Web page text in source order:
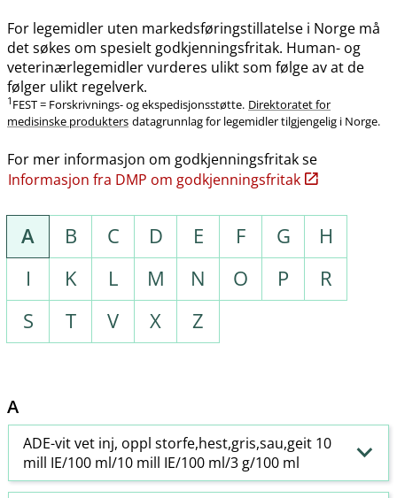
For legemidler uten markedsføringstillatelse i Norge må
det søkes om spesielt godkjenningsfritak. Human- og
veterinærlegemidler vurderes ulikt som følge av at de
følger ulikt regelverk.
1 FEST = Forskrivnings- og ekspedisjonsstøtte. Direktoratet for
medisinske produkters datagrunnlag for legemidler tilgjengelig i Norge.
For mer informasjon om godkjenningsfritak se
Informasjon fra DMP om godkjenningsfritak
A B C D E F G
H
I
K L M N O P
R
S
T V X Z
A
ADE-vit vet inj, oppl storfe,hest,gris,sau,geit 10
mill IE/100 ml/10 mill IE/100 ml/3 g/100 ml